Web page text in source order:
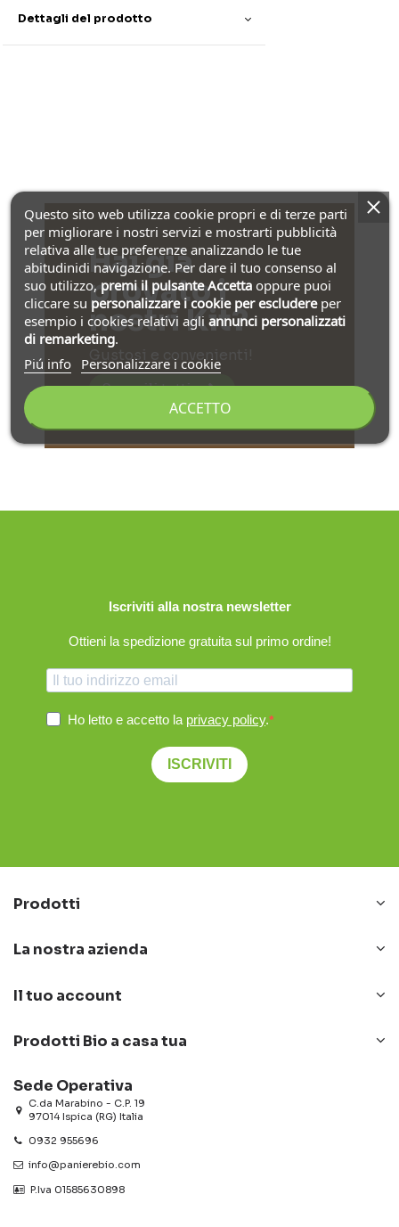
Dettagli del prodotto
Hai già
provato i
nostri Kit?
Scoprili tutti
Iscriviti alla nostra newsletter
Ottieni la spedizione gratuita sul primo ordine!
Ho letto e accetto la privacy policy.
ISCRIVITI
Prodotti
La nostra azienda
Il tuo account
Prodotti Bio a casa tua
Sede Operativa
C.da Marabino - C.P. 19
97014 Ispica (RG) Italia
0932 955696
info@panierebio.com
‎‎‎‎‎ P.Iva 01585630898
Questo sito web utilizza cookie propri e di terze parti
per migliorare i nostri servizi e mostrarti pubblicità
relativa alle tue preferenze analizzando le tue
abitudinidi navigazione. Per dare il tuo consenso al
suo utilizzo, premi il pulsante Accettaoppure puoi
cliccare su personalizzare i cookie per escludereper
esempio i cookies relativi agli annunci personalizzati
di remarketing.
Piú info
Personalizzare i cookie
ACCETTO